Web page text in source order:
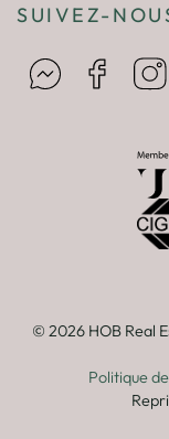
SUIVEZ-
© 2026 HOB Real
Politique